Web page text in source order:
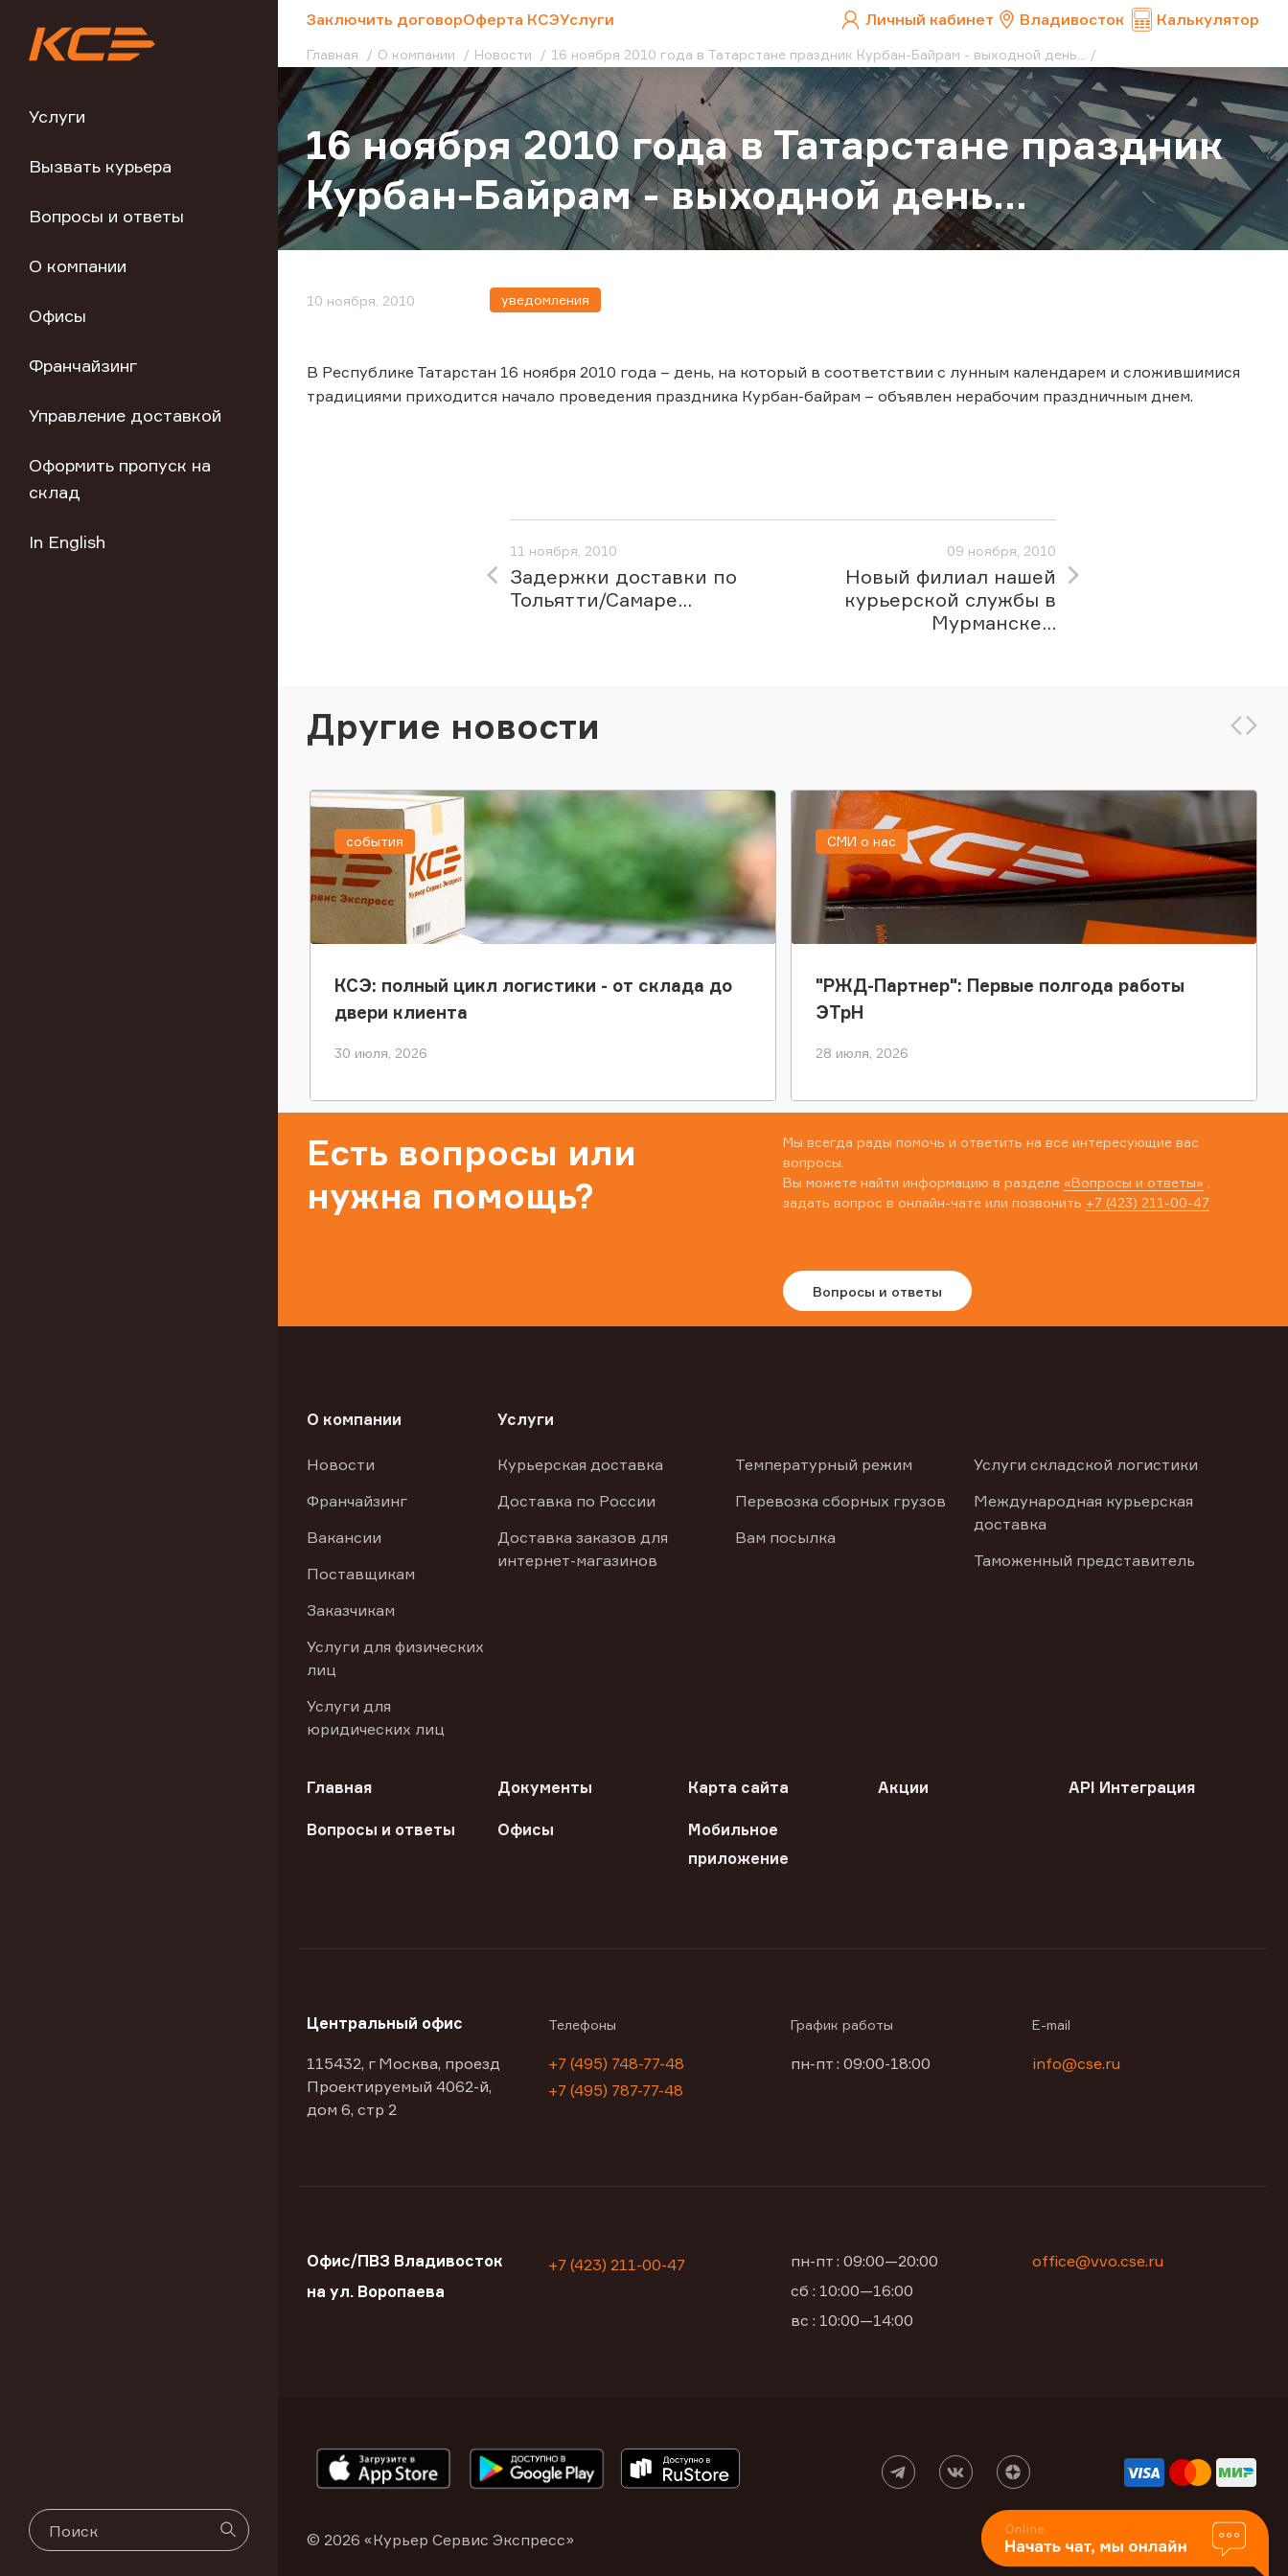
Услуги
Вызвать курьера
Вопросы и ответы
О компании
Офисы
Франчайзинг
Управление доставкой
Оформить пропуск на
склад
In English
Заключить договорОферта КСЭУслуги Личный кабинет Владивосток Калькулятор
Главная О компании Новости 16 ноября 2010 года в Татарстане праздник Курбан-Байрам - выходной день...
16 ноября 2010 года в Татарстане праздник
Курбан-Байрам - выходной день...
10 ноября, 2010 уведомления
В Республике Татарстан 16 ноября 2010 года – день, на который в соответствии с лунным календарем и сложившимися
традициями приходится начало проведения праздника Курбан-байрам – объявлен нерабочим праздничным днем.
11 ноября, 2010
Задержки доставки по
Тольятти/Самаре...
09 ноября, 2010
Новый филиал нашей
курьерской службы в
Мурманске...
Другие новости
КСЭ: полный цикл логистики - от склада до
двери клиента
30 июля, 2026
события
"РЖД-Партнер": Первые полгода работы
ЭТрН
28 июля, 2026
СМИ о нас
Есть вопросы или
нужна помощь?
Мы всегда рады помочь и ответить на все интересующие вас
вопросы.
Вы можете найти информацию в разделе «Вопросы и ответы»
задать вопрос в онлайн-чате или позвонить +7 (423) 211-00-47
Вопросы и ответы
О компании
Новости
Франчайзинг
Вакансии
Поставщикам
Заказчикам
Услуги для физических
лиц
Услуги для
юридических лиц
Услуги
Курьерская доставка
Доставка по России
Доставка заказов для
интернет-магазинов
Температурный режим
Перевозка сборных грузов
Вам посылка
Услуги складской логистики
Международная курьерская
доставка
Таможенный представитель
Главная Документы Карта сайта Акции API Интеграция
Вопросы и ответы Офисы
Мобильное
приложение
Центральный офис
115432, г Москва, проезд
Проектируемый 4062-й,
дом 6, стр 2
Телефоны
+7 (495) 748-77-48
+7 (495) 787-77-48
График работы
пн-пт : 09:00-18:00
E-mail
info@cse.ru
Офис/ПВЗ Владивосток
на ул. Воропаева
+7 (423) 211-00-47
пн-пт : 09:00—20:00
сб : 10:00—16:00
вс : 10:00—14:00
office@vvo.cse.ru
© 2026 «Курьер Сервис Экспресс»